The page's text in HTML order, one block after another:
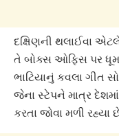
દક્ષિણની થલાઈવા
તે બોક્સ ઓફિસ પર ધૂમ
ભાટિયાનું કવલા ગીત
જેના સ્ટેપને માત્ર
કરતા જોવા મળી રહ્યા